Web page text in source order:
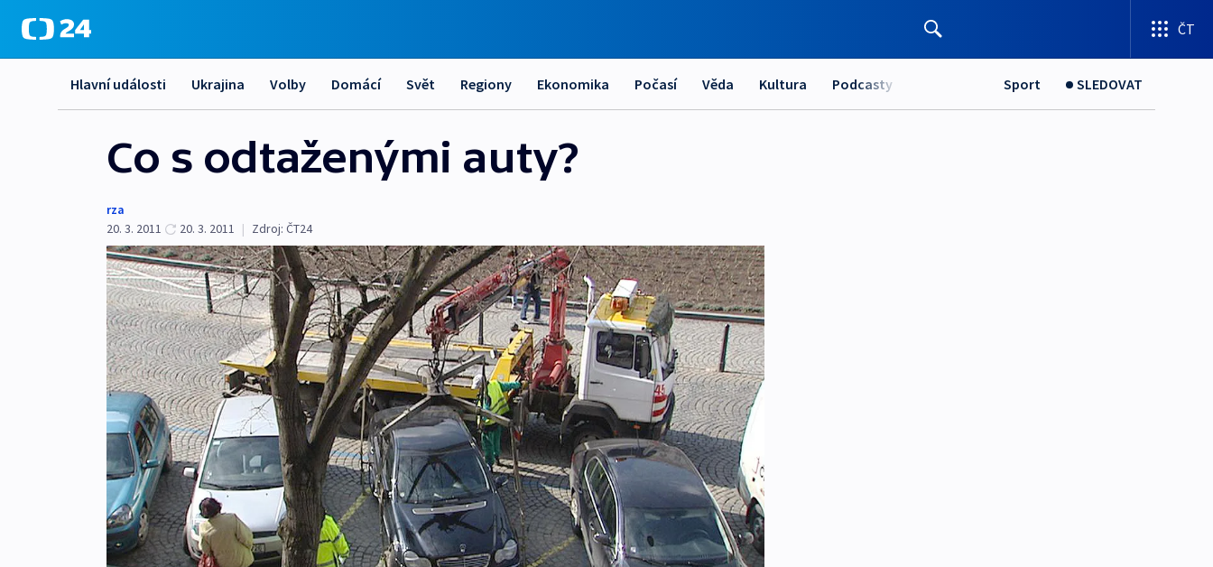
ČT
Hlavní události Ukrajina Volby Domácí Svět Regiony Ekonomika Počasí Věda Kultura Podcasty Sport SLEDOVAT
Co s odtaženými auty?
rza
20. 3. 2011
20. 3. 2011 | Zdroj: ČT24